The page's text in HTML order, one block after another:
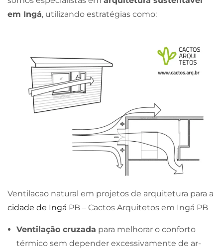
em Ingá, utilizando estratégias como:
Ventilacao natural em projetos de arquitetura para a
cidade de Ingá PB – Cactos Arquitetos em Ingá PB
Ventilação cruzada para melhorar o conforto
térmico sem depender excessivamente de ar-